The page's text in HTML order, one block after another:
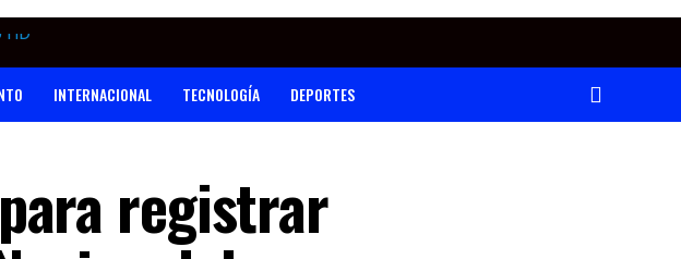
INTERNACIONAL TECNOLOGÍA DEPORTES
registrar